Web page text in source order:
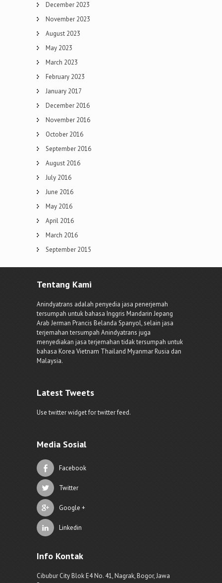
December 2023
November 2023
August 2023
May 2023
March 2023
February 2023
January 2017
December 2016
November 2016
October 2016
September 2016
August 2016
July 2016
June 2016
May 2016
April 2016
March 2016
September 2015
Tentang Kami
Anindyatrans adalah penyedia jasa penerjemah
tersumpah untuk bahasa Inggris Mandarin Jepang
Arab Jerman Prancis Belanda Spanyol, selain jasa
terjemahan tersumpah Anindyatrans juga
menyediakan jasa terjemahan tidak tersumpah untuk
bahasa Korea Vietnam Thailand Myanmar Rusia dan
Malaysia.
Latest Tweets
Use twitter widget for twitter feed.
Media Sosial
Facebook
Twitter
Google +
Linkedin
Info Kontak
Cibubur City Blok E4 No. 41, Nagrak, Bogor, Jawa